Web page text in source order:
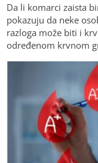
Da li komarci zaista
pokazuju da neke
razloga može biti i
određenom krvnom